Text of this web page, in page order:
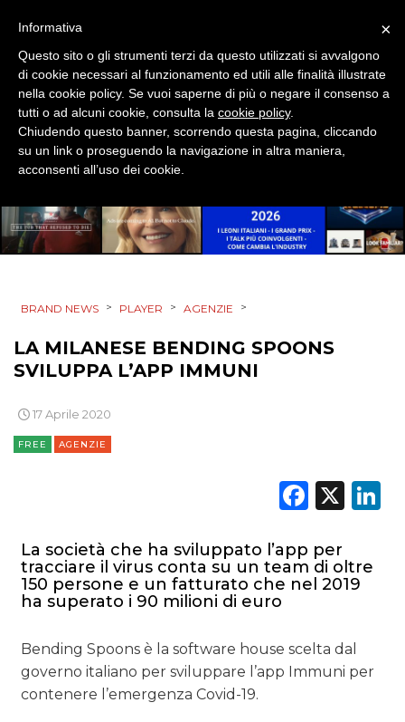
CSR
STRATEGIE
DIGITALE
ESTERNA
RADIO / AUDIO
RICERCHE
NORMATIVE
BRAND NEWS > PLAYER > AGENZIE >
LA MILANESE BENDING SPOONS
SVILUPPA L’APP IMMUNI
17 Aprile 2020
FREE AGENZIE
X
La società che ha sviluppato l’app per
tracciare il virus conta su un team di oltre
150 persone e un fatturato che nel 2019
ha superato i 90 milioni di euro
Bending Spoons è la software house scelta dal
governo italiano per sviluppare l’app Immuni per
contenere l’emergenza Covid-19.
×
Informativa
Questo sito o gli strumenti terzi da questo utilizzati si avvalgono
di cookie necessari al funzionamento ed utili alle finalità illustrate
nella cookie policy. Se vuoi saperne di più o negare il consenso a
tutti o ad alcuni cookie, consulta la cookie policy.
Chiudendo questo banner, scorrendo questa pagina, cliccando
su un link o proseguendo la navigazione in altra maniera,
acconsenti all’uso dei cookie.